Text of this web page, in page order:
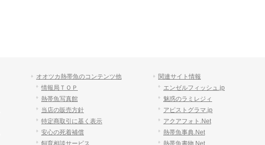
オオツカ熱帯魚のコンテンツ他
情報局ＴＯＰ
熱帯魚写真館
当店の販売方針
特定商取引に基く表示
安心の死着補償
飼育相談サービス
関連サイト情報
エンゼルフィッシュ.jp
魅惑のラミレジィ
アピストグラマ.jp
アクアフォト.Net
熱帯魚事典.Net
熱帯魚書物.Net